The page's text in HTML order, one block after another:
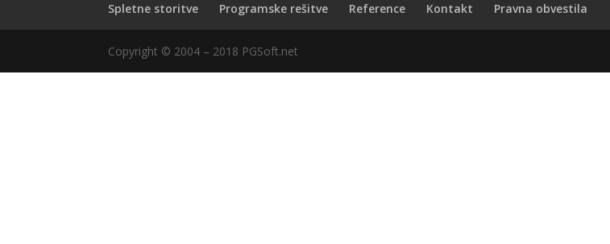
Spletne storitve Programske rešitve Reference Kontakt Pravna obvestila
Copyright © 2004 – 2018 PGSoft.net